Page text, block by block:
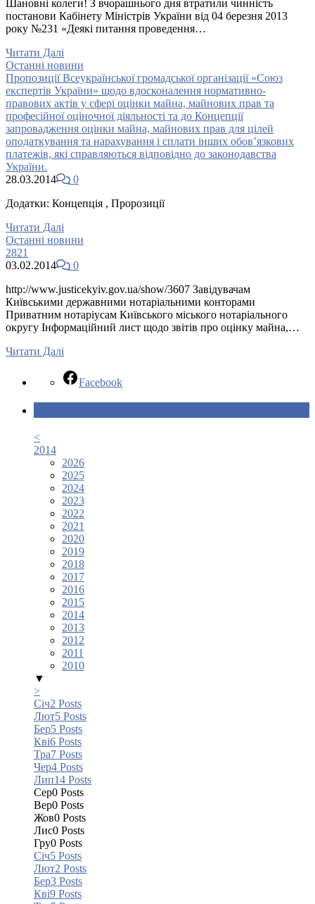
Шановні колеги! З вчорашнього дня втратили чинність
постанови Кабінету Міністрів України від 04 березня 2013
року №231 «Деякі питання проведення…
Читати Далі
Останні новини
Пропозиції Всеукраїнської громадської організації «Союз
експертів України» щодо вдосконалення нормативно-
правових актів у сфері оцінки майна, майнових прав та
професійної оціночної діяльності та до Концепції
запровадження оцінки майна, майнових прав для цілей
оподаткування та нарахування і сплати інших обов’язкових
платежів, які справляються відповідно до законодавства
України.
28.03.2014
0
Додатки: Концепція , Пророзиції
Читати Далі
Останні новини
2821
03.02.2014
0
http://www.justicekyiv.gov.ua/show/3607 Завідувачам
Київськими державними нотаріальними конторами
Приватним нотаріусам Київського міського нотаріального
округу Інформаційний лист щодо звітів про оцінку майна,…
Читати Далі
Facebook
<
2014
2026
2025
2024
2023
2022
2021
2020
2019
2018
2017
2016
2015
2014
2013
2012
2011
2010
▼
>
Січ2 Posts
Лют5 Posts
Бер5 Posts
Кві6 Posts
Тра7 Posts
Чер4 Posts
Лип14 Posts
Сер0 Posts
Вер0 Posts
Жов0 Posts
Лис0 Posts
Гру0 Posts
Січ5 Posts
Лют2 Posts
Бер3 Posts
Кві9 Posts